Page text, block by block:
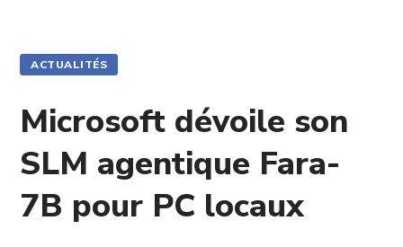
ACTUALITÉS
Microsoft dévoile son
SLM agentique Fara-
7B pour PC locaux